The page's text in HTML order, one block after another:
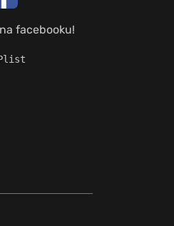
facebooku!